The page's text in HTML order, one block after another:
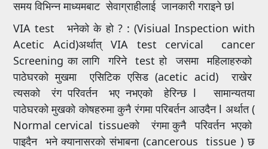
समय विभिन्न माध्यमबाट सेवाग्राहीलाई जानकारी गराइने छl
VIA test भनेको के हो ? : (Visiual Inspection with
Acetic Acid)अर्थात् VIA test cervical cancer
Screening का लागि गरिने test हो जसमा महिलाहरुको
पाठेघरको मुखमा एसिटिक एसिड (acetic acid) राखेर
त्यसको रंग परिवर्तन भए नभएको हेरिन्छ l सामान्यतया
पाठेघरको मुखको कोषहरुमा कुनै रंगमा परिबर्तन आउदैन l अर्थात (
Normal cervical tissueको रंगमा कुनै परिवर्तन भएको
पाइदैन भने क्यानासरको संभाबना (cancerous tissue ) छ